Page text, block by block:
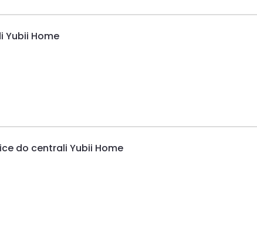
Yubii Home
do centrali Yubii Home